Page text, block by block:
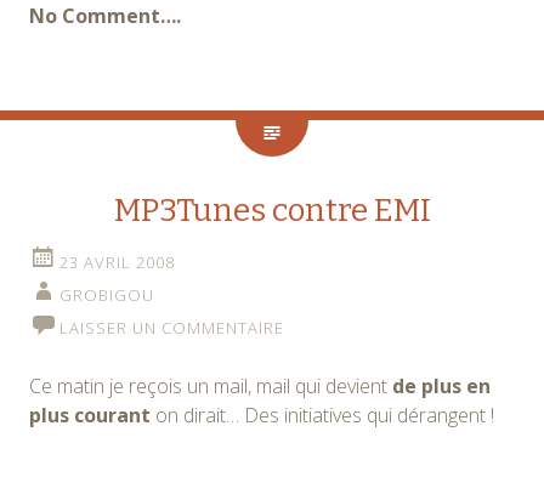
No Comment….
MP3Tunes contre EMI
23 AVRIL 2008
GROBIGOU
LAISSER UN COMMENTAIRE
Ce matin je reçois un mail, mail qui devient de plus en
plus courant on dirait… Des initiatives qui dérangent !